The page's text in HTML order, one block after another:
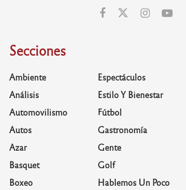
Secciones
Ambiente
Análisis
Automovilismo
Autos
Azar
Basquet
Boxeo
Espectáculos
Estilo Y Bienestar
Fútbol
Gastronomía
Gente
Golf
Hablemos Un Poco